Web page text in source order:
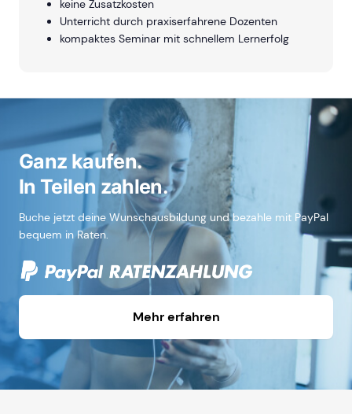
keine Zusatzkosten
Unterricht durch praxiserfahrene Dozenten
kompaktes Seminar mit schnellem Lernerfolg
Ganz kaufen.
In Teilen zahlen.
Buche jetzt deine Wunschausbildung und bezahle mit PayPal
bequem in Raten.
Mehr erfahren